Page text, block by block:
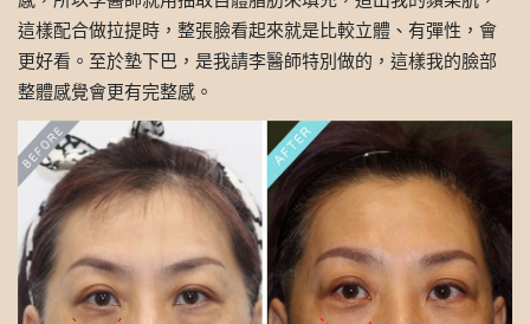
這樣配合做拉提時，整張臉看起來就是比較立體、有彈性，會
更好看。至於墊下巴，是我請李醫師特別做的，這樣我的臉部
整體感覺會更有完整感。